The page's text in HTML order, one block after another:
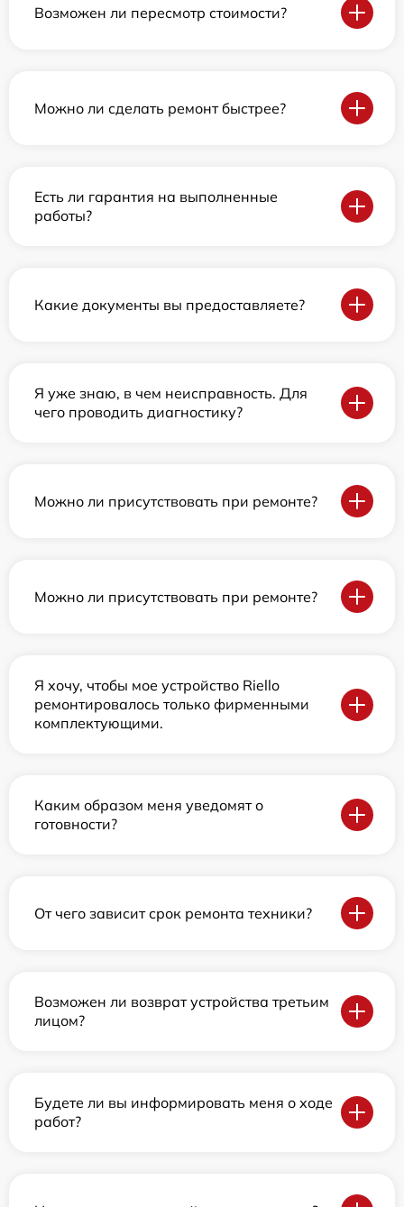
Возможен ли пересмотр стоимости?
Можно ли сделать ремонт быстрее?
Есть ли гарантия на выполненные
работы?
Какие документы вы предоставляете?
Я уже знаю, в чем неисправность. Для
чего проводить диагностику?
Можно ли присутствовать при ремонте?
Можно ли присутствовать при ремонте?
Я хочу, чтобы мое устройство Riello
ремонтировалось только фирменными
комплектующими.
Каким образом меня уведомят о
готовности?
От чего зависит срок ремонта техники?
Возможен ли возврат устройства третьим
лицом?
Будете ли вы информировать меня о ходе
работ?